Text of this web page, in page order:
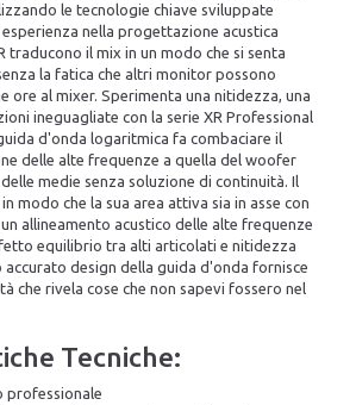
le tecnologie chiave sviluppate
nella progettazione acustica
traducono il mix in un modo che si senta
la fatica che altri monitor possono
ore al mixer. Sperimenta una nitidezza, una
ineguagliate con la serie XR Professional
d'onda logaritmica fa combaciare il
delle alte frequenze a quella del woofer
medie senza soluzione di continuità. Il
modo che la sua area attiva sia in asse con
allineamento acustico delle alte frequenze
equilibrio tra alti articolati e nitidezza
accurato design della guida d'onda fornisce
che rivela cose che non sapevi fossero nel
Tecniche:
professionale